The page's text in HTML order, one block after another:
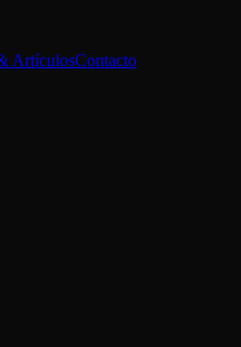
ArtículosContacto